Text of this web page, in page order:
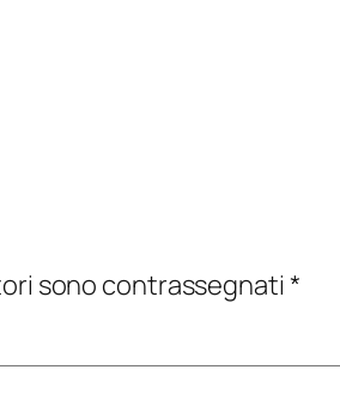
sono contrassegnati *